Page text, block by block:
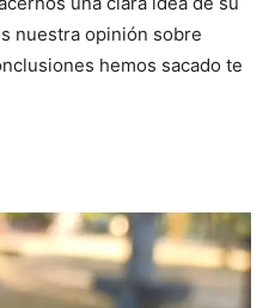
nuestra opinión sobre
hemos sacado te